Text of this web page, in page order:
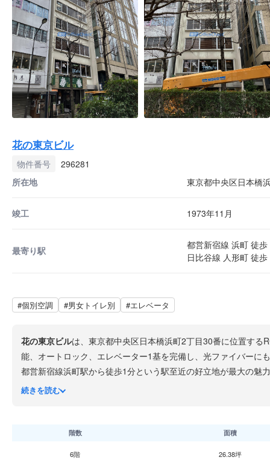
花の東京ビル
物件番号
296281
所在地
東京都中央区日本橋
竣工 1973年11月
最寄り駅
都営新宿線 浜町 徒歩
日比谷線 人形町 徒
#個別空調 #男女トイレ別 #エレベータ
花の東京ビルは、東京都中央区日本橋浜町2丁目30番に位置す
能、オートロック、エレベーター1基を完備し、光ファイバーに
都営新宿線浜町駅から徒歩1分という駅至近の好立地が最大の魅
在地域で、浜町公園や明治座などの文化施設も近く、下町情緒
続きを読む
階数 面積
6階 26.38坪